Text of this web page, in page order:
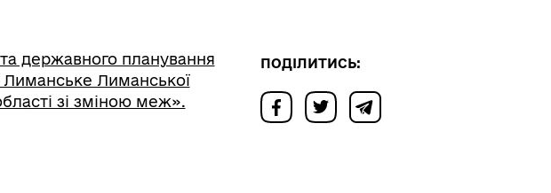
державного планування
Лиманське Лиманської
зі зміною меж».
ПОДІЛИТИСЬ: